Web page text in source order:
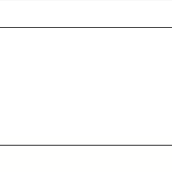
SCADUTA - Cercasi